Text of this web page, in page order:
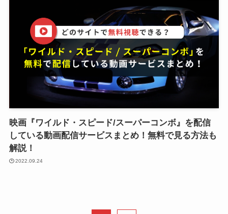
映画『ワイルド・スピード/スーパーコンボ』を配信
している動画配信サービスまとめ！無料で見る方法も
解説！
2022.09.24